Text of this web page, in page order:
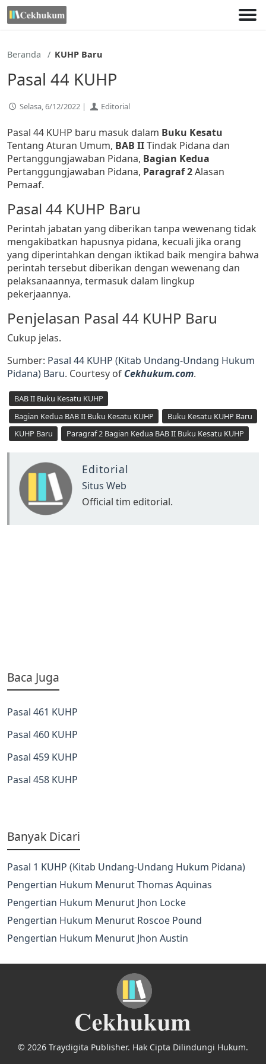
Lewati
ke
Beranda KUHP Baru
Pasal 44 KUHP
Selasa, 6/12/2022 | Editorial
Pasal 44 KUHP baru masuk dalam Buku Kesatu
Tentang Aturan Umum, BAB IITindak Pidana dan
Pertanggungjawaban Pidana, Bagian Kedua
Pertanggungjawaban Pidana, Paragraf 2Alasan
Pemaaf.
Pasal 44 KUHP Baru
Perintah jabatan yang diberikan tanpa wewenang tidak
mengakibatkan hapusnya pidana, kecuali jika orang
yang diperintahkan dengan iktikad baik mengira bahwa
perintah tersebut diberikan dengan wewenang dan
pelaksanaannya, termasuk dalam lingkup
pekerjaannya.
Penjelasan Pasal 44 KUHP Baru
Cukup jelas.
Sumber: Pasal 44 KUHP (Kitab Undang-Undang Hukum
Pidana) Baru. Courtesy of Cekhukum.com.
BAB II Buku Kesatu KUHP
Bagian Kedua BAB II Buku Kesatu KUHP
Buku Kesatu KUHP Baru
KUHP Baru
Paragraf 2 Bagian Kedua BAB II Buku Kesatu KUHP
Editorial
Situs Web
Official tim editorial.
Baca Juga
Pasal 461 KUHP
Pasal 460 KUHP
Pasal 459 KUHP
Pasal 458 KUHP
Banyak Dicari
Pasal 1 KUHP (Kitab Undang-Undang Hukum Pidana)
Pengertian Hukum Menurut Thomas Aquinas
Pengertian Hukum Menurut Jhon Locke
Pengertian Hukum Menurut Roscoe Pound
Pengertian Hukum Menurut Jhon Austin
© 2026 Traydigita Publisher. Hak Cipta Dilindungi Hukum.